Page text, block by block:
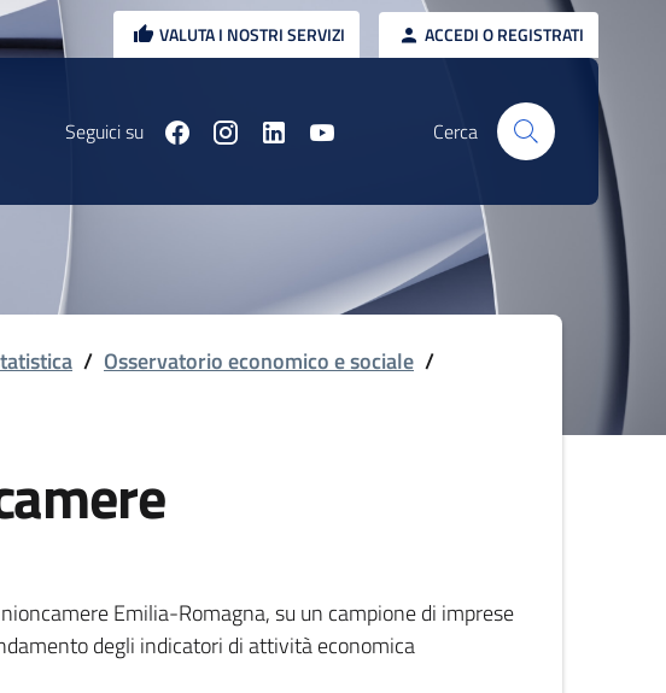
VALUTA I NOSTRI SERVIZI ACCEDI O REGISTRATI
Seguici su Cerca
/ Osservatorio economico e sociale /
Emilia-Romagna, su un campione di imprese
degli indicatori di attività economica